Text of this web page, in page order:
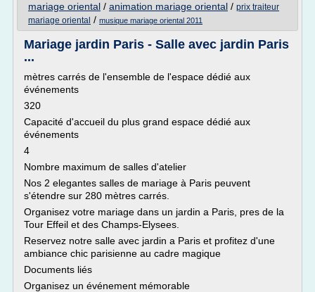
mariage oriental / animation mariage oriental / prix traiteur
mariage oriental / musique mariage oriental 2011
Mariage jardin Paris - Salle avec jardin Paris
...
mètres carrés de l'ensemble de l'espace dédié aux
événements
320
Capacité d'accueil du plus grand espace dédié aux
événements
4
Nombre maximum de salles d'atelier
Nos 2 elegantes salles de mariage à Paris peuvent
s'étendre sur 280 mètres carrés.
Organisez votre mariage dans un jardin a Paris, pres de la
Tour Effeil et des Champs-Elysees.
Reservez notre salle avec jardin a Paris et profitez d'une
ambiance chic parisienne au cadre magique
Documents liés
Organisez un événement mémorable